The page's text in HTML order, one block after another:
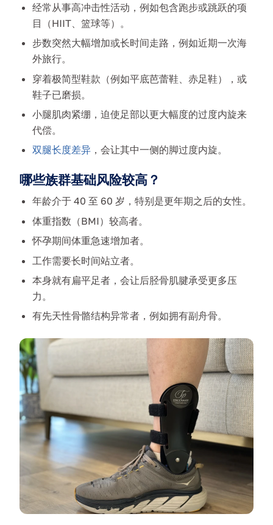
经常从事高冲击性活动，例如包含跑步或跳跃的项
目（HIIT、篮球等）。
步数突然大幅增加或长时间走路，例如近期一次海
外旅行。
穿着极简型鞋款（例如平底芭蕾鞋、赤足鞋），或
鞋子已磨损。
小腿肌肉紧绷，迫使足部以更大幅度的过度内旋来
代偿。
双腿长度差异，会让其中一侧的脚过度内旋。
哪些族群基础风险较高？
年龄介于 40 至 60 岁，特别是更年期之后的女性。
体重指数（BMI）较高者。
怀孕期间体重急速增加者。
工作需要长时间站立者。
本身就有扁平足者，会让后胫骨肌腱承受更多压
力。
有先天性骨骼结构异常者，例如拥有副舟骨。